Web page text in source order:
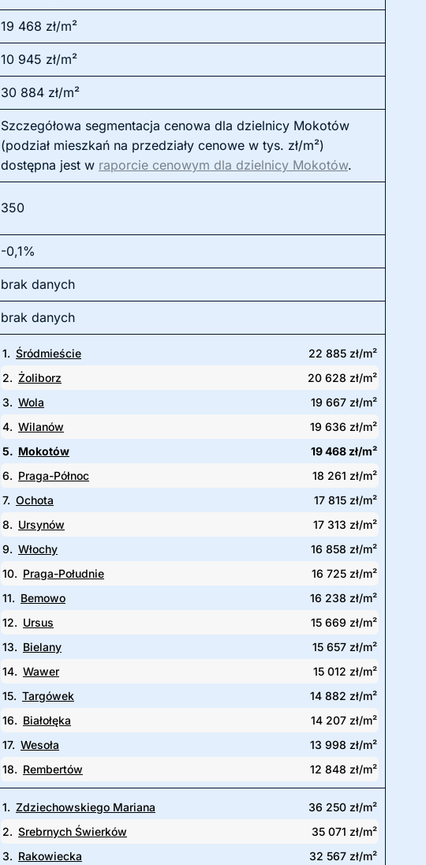
19 468 zł/m²
10 945 zł/m²
30 884 zł/m²
Szczegółowa segmentacja cenowa dla dzielnicy Mokotów
(podział mieszkań na przedziały cenowe w tys. zł/m²)
dostępna jest w raporcie cenowym dla dzielnicy Mokotów.
350
-0,1%
brak danych
brak danych
1. Śródmieście
22 885 zł/m²
2. Żoliborz
20 628 zł/m²
3. Wola
19 667 zł/m²
4. Wilanów
19 636 zł/m²
5. Mokotów
19 468 zł/m²
6. Praga-Północ
18 261 zł/m²
7. Ochota
17 815 zł/m²
8. Ursynów
17 313 zł/m²
9. Włochy
16 858 zł/m²
10. Praga-Południe
16 725 zł/m²
11. Bemowo
16 238 zł/m²
12. Ursus
15 669 zł/m²
13. Bielany
15 657 zł/m²
14. Wawer
15 012 zł/m²
15. Targówek
14 882 zł/m²
16. Białołęka
14 207 zł/m²
17. Wesoła
13 998 zł/m²
18. Rembertów 12 848 zł/m²
1. Zdziechowskiego Mariana
36 250 zł/m²
2. Srebrnych Świerków
35 071 zł/m²
3. Rakowiecka
32 567 zł/m²